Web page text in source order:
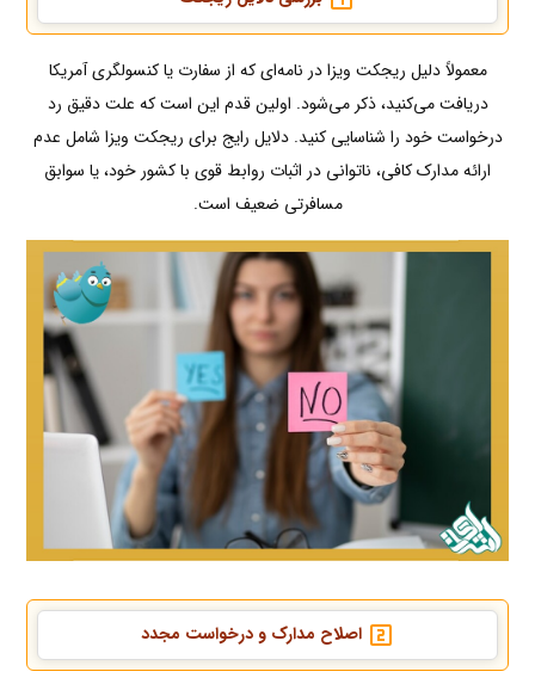
معمولاً دلیل ریجکت ویزا در نامه‌ای که از سفارت یا کنسولگری آمریکا
دریافت می‌کنید، ذکر می‌شود. اولین قدم این است که علت دقیق رد
درخواست خود را شناسایی کنید. دلایل رایج برای ریجکت ویزا شامل عدم
ارائه مدارک کافی، ناتوانی در اثبات روابط قوی با کشور خود، یا سوابق
مسافرتی ضعیف است.
اصلاح مدارک و درخواست مجدد